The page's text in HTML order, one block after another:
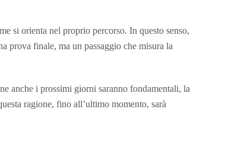
si orienta nel proprio percorso. In questo senso,
prova finale, ma un passaggio che misura la
anche i prossimi giorni saranno fondamentali, la
ragione, fino all’ultimo momento, sarà